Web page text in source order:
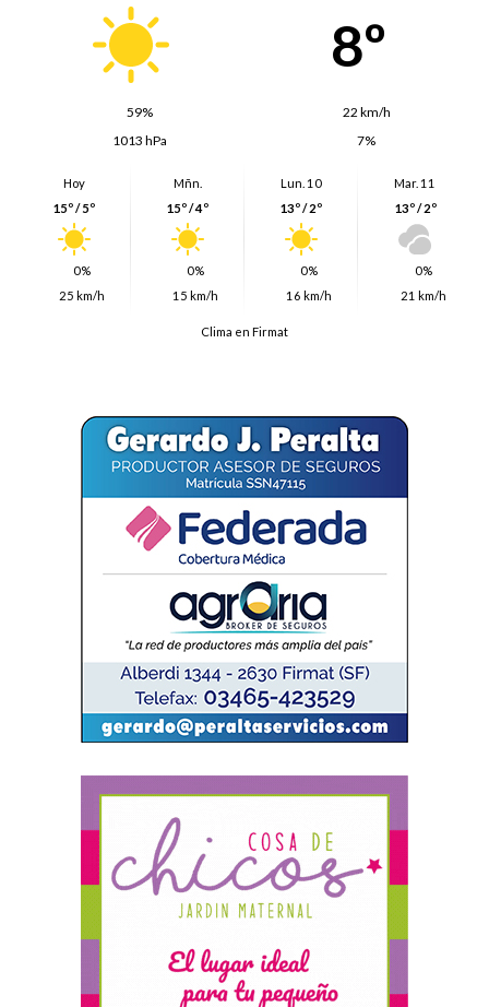
8º
59%
22 km/h
1013 hPa
7%
Hoy
15º / 5º
0%
25 km/h
Mñn.
15º / 4º
0%
15 km/h
Lun. 10
13º / 2º
0%
16 km/h
Mar. 11
13º / 2º
0%
21 km/h
Clima en Firmat